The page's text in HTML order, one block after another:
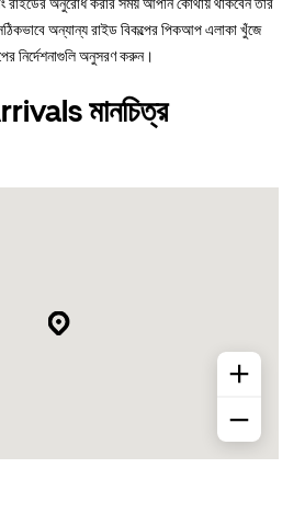
রাইডের অনুরোধ করার সময় আপনি কোথায় থাকবেন তার
অন্যান্য রাইড বিকল্পের পিকআপ এলাকা খুঁজে
নির্দেশনাগুলি অনুসরণ করুন।
মানচিত্র